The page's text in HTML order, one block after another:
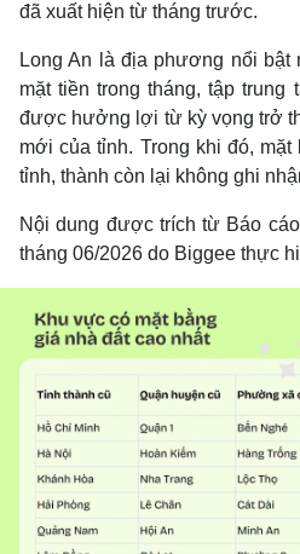
đã xuất hiện từ tháng trước.
Long An là địa phương nổi bật
mặt tiền trong tháng, tập
được hưởng lợi từ kỳ vọng trở
mới của tỉnh. Trong khi đó,
tỉnh, thành còn lại không ghi
Nội dung được trích từ Báo
tháng 06/2026 do Biggee thực